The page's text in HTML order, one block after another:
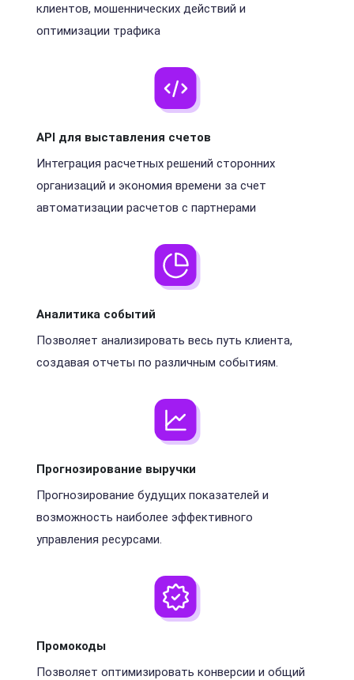
клиентов, мошеннических действий и
оптимизации трафика
API для выставления счетов
Интеграция расчетных решений сторонних
организаций и экономия времени за счет
автоматизации расчетов с партнерами
Аналитика событий
Позволяет анализировать весь путь клиента,
создавая отчеты по различным событиям.
Прогнозирование выручки
Прогнозирование будущих показателей и
возможность наиболее эффективного
управления ресурсами.
Промокоды
Позволяет оптимизировать конверсии и общий